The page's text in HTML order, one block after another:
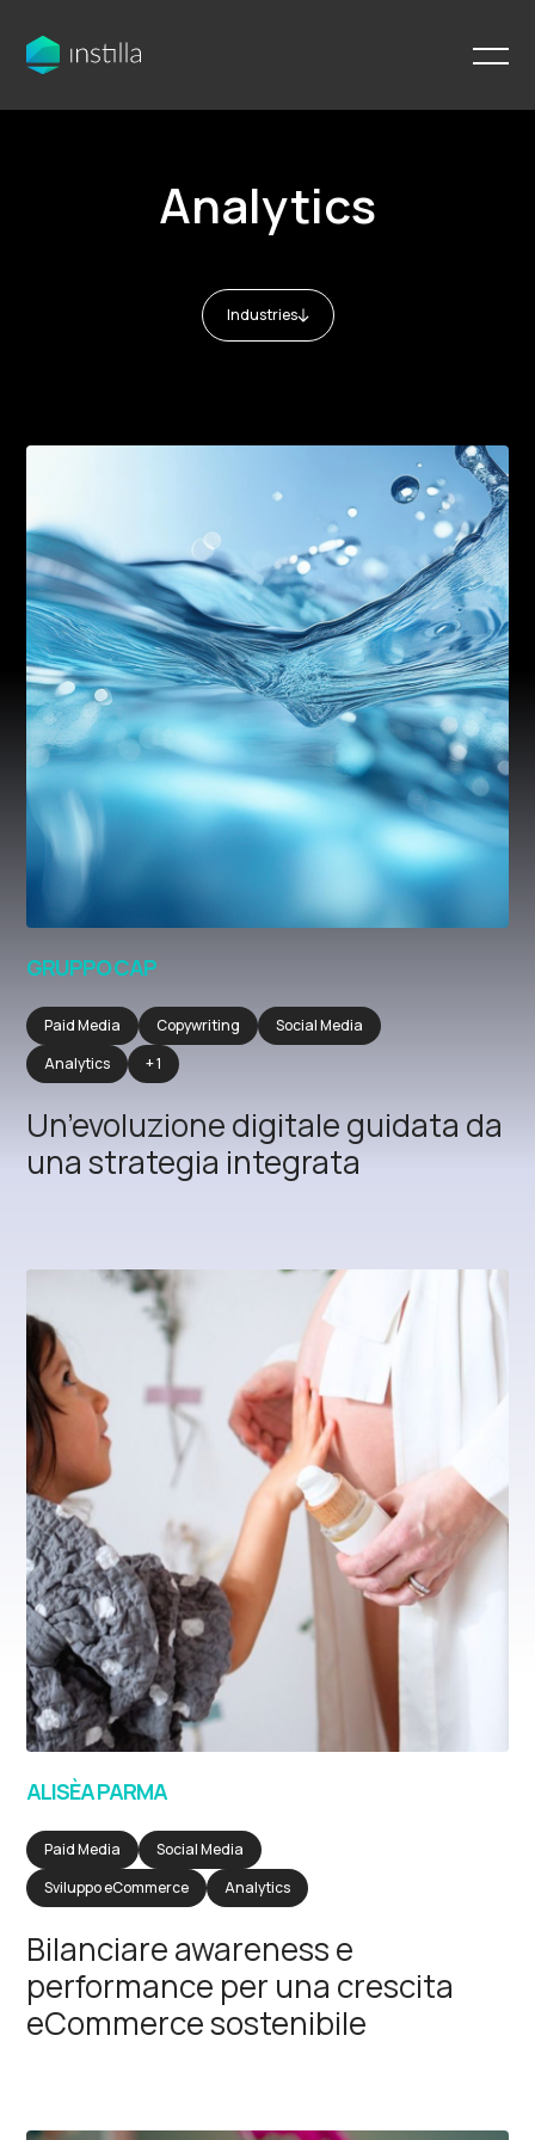
Analytics
Industries
GRUPPO CAP
Paid Media Copywriting
Social Media
Analytics
+ 1
Un’evoluzione digitale guidata da
una strategia integrata
ALISÈA PARMA
Paid Media
Social Media
Sviluppo eCommerce
Analytics
Bilanciare awareness e
performance per una crescita
eCommerce sostenibile